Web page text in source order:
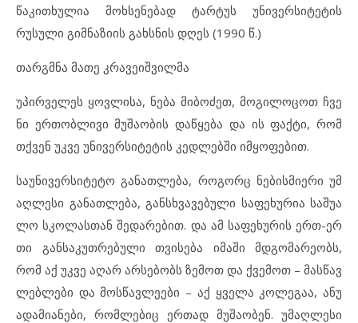
წაკითხულია მოხსენებად ტარტუს უნივერსიტეტის
რუსული გიმნაზიის გახსნის დღეს (1990 წ.)
თარგმნა მათე კრავეიშვილმა
უპირველეს ყოვლისა, ნება მიბოძეთ, მოგილოცოთ ჩვე
ნი ერთობლივი მუშაობის დაწყება და ის ფაქტი, რომ
თქვენ უკვე უნივერსიტეტის კედლებში იმყოფებით.
საუნივერსიტეტო განათლება, როგორც ნებისმიერი უმ
აღლესი განათლება, განსხვავებული საფეხურია საშუა
ლო სკოლასთან შედარებით. და ამ საფეხურის ერთ-ერ
თი განსაკუთრებული თვისება იმაში მდგომარეობს,
რომ აქ უკვე აღარ არსებობს ზემოთ და ქვემოთ – მასწავ
ლებლები და მოსწავლეები – აქ ყველა კოლეგაა, ანუ
ადამიანები, რომლებიც ერთად მუშაობენ. უმაღლესი